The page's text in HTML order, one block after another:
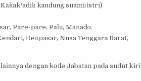
adik kandung,suami/istri)
Pare-pare, Palu, Manado,
Denpasar, Nusa Tenggara Barat,
dengan kode Jabatan pada sudut kiri